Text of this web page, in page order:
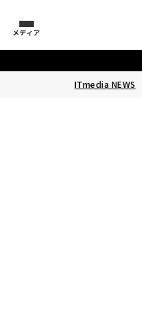
メディア
ITmedia NEWS